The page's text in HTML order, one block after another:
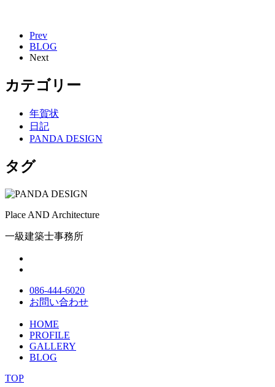
Prev
BLOG
Next
カテゴリー
年賀状
日記
PANDA DESIGN
タグ
Place AND Architecture
一級建築士事務所
086-444-6020
お問い合わせ
HOME
PROFILE
GALLERY
BLOG
TOP